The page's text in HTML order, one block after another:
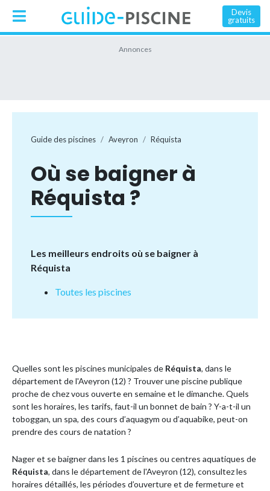
Devis
gratuits
Guide des piscines Aveyron Réquista
Où se baigner à
Réquista ?
Les meilleurs endroits où se baigner à
Réquista
Toutes les piscines
Quelles sont les piscines municipales de Réquista, dans le
département de l'Aveyron (12) ? Trouver une piscine publique
proche de chez vous ouverte en semaine et le dimanche. Quels
sont les horaires, les tarifs, faut-il un bonnet de bain ? Y-a-t-il un
toboggan, un spa, des cours d’aquagym ou d’aquabike, peut-on
prendre des cours de natation ?
Nager et se baigner dans les 1 piscines ou centres aquatiques de
Réquista, dans le département de l'Aveyron (12), consultez les
horaires détaillés, les périodes d’ouverture et de fermeture et